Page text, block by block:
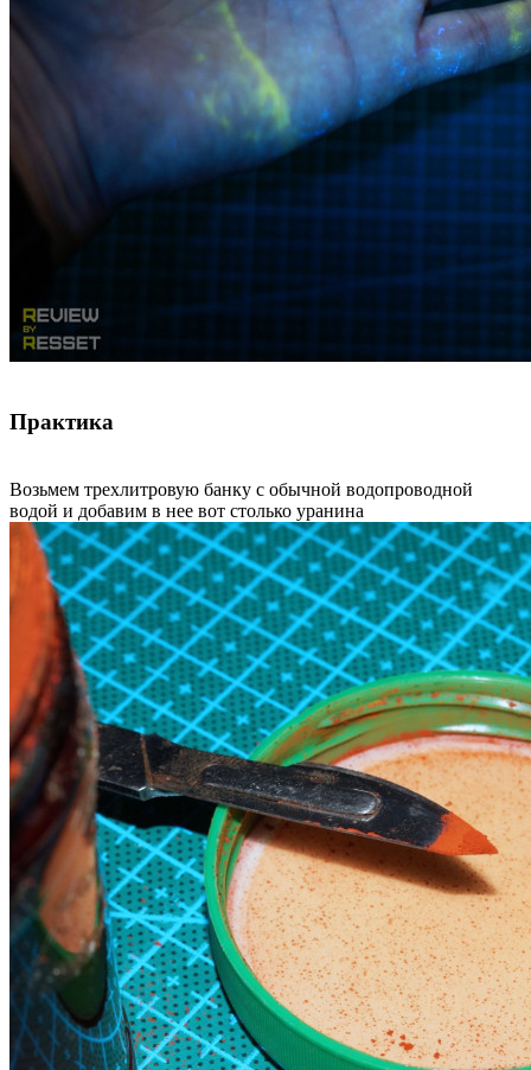
Практика
Возьмем трехлитровую банку с обычной водопроводной
водой и добавим в нее вот столько уранина